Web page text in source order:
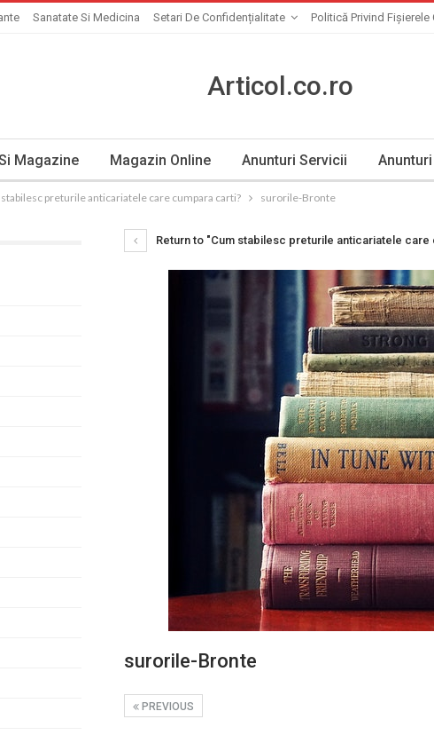
Sanatate Si Medicina Setari De Confidențialitate Politică Privind Fișierele
Articol.co.ro
Magazine Magazin Online Anunturi Servicii
preturile anticariatele care cumpara carti? surorile-Bronte
Return to "Cum stabilesc preturile anticariatele care
surorile-Bronte
PREVIOUS